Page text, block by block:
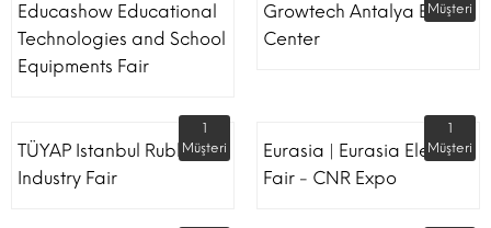
Educashow Educational
Technologies and School
Equipments Fair
Growtech Antalya Expo
Center
Müşteri
TÜYAP Istanbul Rubber
Industry Fair
1
Müşteri
Eurasia | Eurasia Elevator
Fair - CNR Expo
1
Müşteri